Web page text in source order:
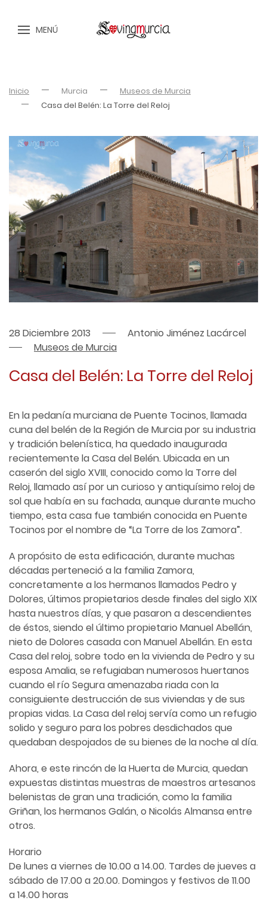
MENÚ
Inicio Murcia
Museos de Murcia
Casa del Belén: La Torre del Reloj
28 Diciembre 2013
Antonio Jiménez Lacárcel
Museos de Murcia
Casa del Belén: La Torre del Reloj
En la pedanía murciana de Puente Tocinos, llamada
cuna del belén de la Región de Murcia por su industria
y tradición belenística, ha quedado inaugurada
recientemente la Casa del Belén. Ubicada en un
caserón del siglo XVIII, conocido como la Torre del
Reloj, llamado así por un curioso y antiquísimo reloj de
sol que había en su fachada, aunque durante mucho
tiempo, esta casa fue también conocida en Puente
Tocinos por el nombre de “La Torre de los Zamora”.
A propósito de esta edificación, durante muchas
décadas perteneció a la familia Zamora,
concretamente a los hermanos llamados Pedro y
Dolores, últimos propietarios desde finales del siglo XIX
hasta nuestros días, y que pasaron a descendientes
de éstos, siendo el último propietario Manuel Abellán,
nieto de Dolores casada con Manuel Abellán. En esta
Casa del reloj, sobre todo en la vivienda de Pedro y su
esposa Amalia, se refugiaban numerosos huertanos
cuando el río Segura amenazaba riada con la
consiguiente destrucción de sus viviendas y de sus
propias vidas. La Casa del reloj servía como un refugio
solido y seguro para los pobres desdichados que
quedaban despojados de su bienes de la noche al día.
Ahora, e este rincón de la Huerta de Murcia, quedan
expuestas distintas muestras de maestros artesanos
belenistas de gran una tradición, como la familia
Griñan, los hermanos Galán, o Nicolás Almansa entre
otros.
Horario
De lunes a viernes de 10.00 a 14.00. Tardes de jueves a
sábado de 17.00 a 20.00. Domingos y festivos de 11.00
a 14.00 horas